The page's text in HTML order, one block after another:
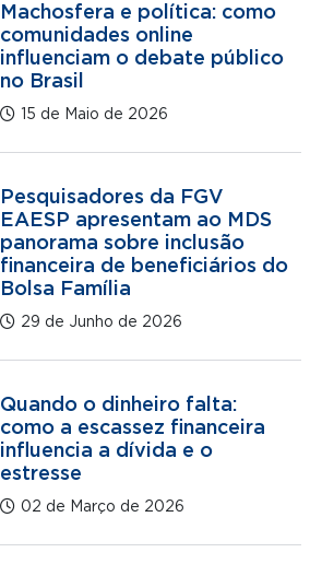
Machosfera e política: como
comunidades online
influenciam o debate público
no Brasil
15 de Maio de 2026
Pesquisadores da FGV
EAESP apresentam ao MDS
panorama sobre inclusão
financeira de beneficiários do
Bolsa Família
29 de Junho de 2026
Quando o dinheiro falta:
como a escassez financeira
influencia a dívida e o
estresse
02 de Março de 2026